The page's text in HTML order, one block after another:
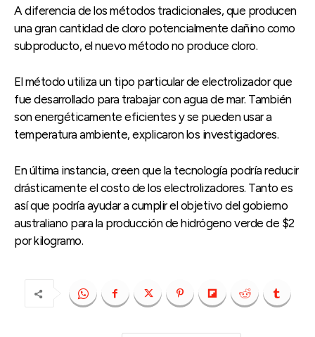
A diferencia de los métodos tradicionales, que producen
una gran cantidad de cloro potencialmente dañino como
subproducto, el nuevo método no produce cloro.
El método utiliza un tipo particular de electrolizador que
fue desarrollado para trabajar con agua de mar. También
son energéticamente eficientes y se pueden usar a
temperatura ambiente, explicaron los investigadores.
En última instancia, creen que la tecnología podría reducir
drásticamente el costo de los electrolizadores. Tanto es
así que podría ayudar a cumplir el objetivo del gobierno
australiano para la producción de hidrógeno verde de $2
por kilogramo.